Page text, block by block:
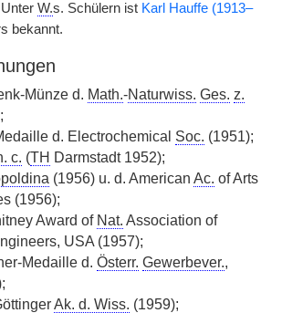
W.s. Schülern ist Karl Hauffe (1913–
bekannt.
Münze d. Math.-Naturwiss. Ges. z.
d. Electrochemical Soc. (1951);
c. (TH Darmstadt 1952);
(1956) u. d. American Ac. of Arts
(1956);
Award of Nat. Association of
USA (1957);
Medaille d. Österr. Gewerbever.,
Ak. d. Wiss. (1959);